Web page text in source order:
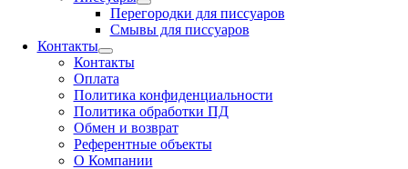
Перегородки для писсуаров
Смывы для писсуаров
Контакты
Контакты
Оплата
Политика конфиденциальности
Политика обработки ПД
Обмен и возврат
Референтные объекты
О Компании